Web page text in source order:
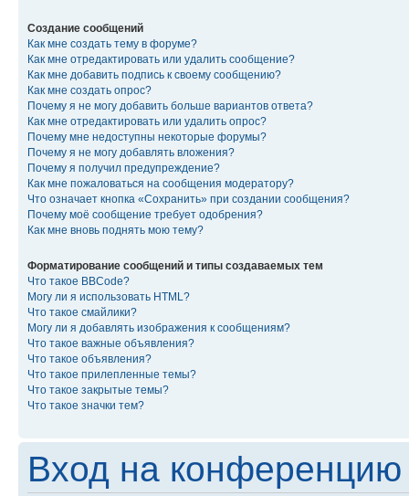
Создание сообщений
Как мне создать тему в форуме?
Как мне отредактировать или удалить сообщение?
Как мне добавить подпись к своему сообщению?
Как мне создать опрос?
Почему я не могу добавить больше вариантов ответа?
Как мне отредактировать или удалить опрос?
Почему мне недоступны некоторые форумы?
Почему я не могу добавлять вложения?
Почему я получил предупреждение?
Как мне пожаловаться на сообщения модератору?
Что означает кнопка «Сохранить» при создании сообщения?
Почему моё сообщение требует одобрения?
Как мне вновь поднять мою тему?
Форматирование сообщений и типы создаваемых тем
Что такое BBCode?
Могу ли я использовать HTML?
Что такое смайлики?
Могу ли я добавлять изображения к сообщениям?
Что такое важные объявления?
Что такое объявления?
Что такое прилепленные темы?
Что такое закрытые темы?
Что такое значки тем?
Вход на конференцию